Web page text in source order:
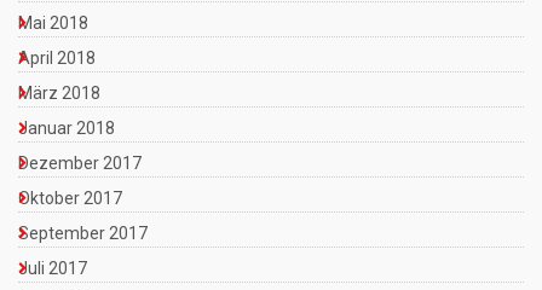
Mai 2018
April 2018
März 2018
Januar 2018
Dezember 2017
Oktober 2017
September 2017
Juli 2017